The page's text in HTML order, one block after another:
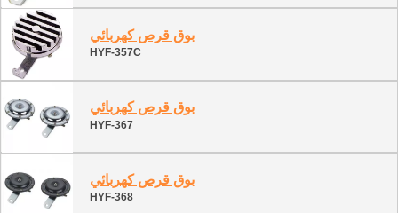
بوق قرص كهربائي
HYF-357C
بوق قرص كهربائي
HYF-367
بوق قرص كهربائي
HYF-368